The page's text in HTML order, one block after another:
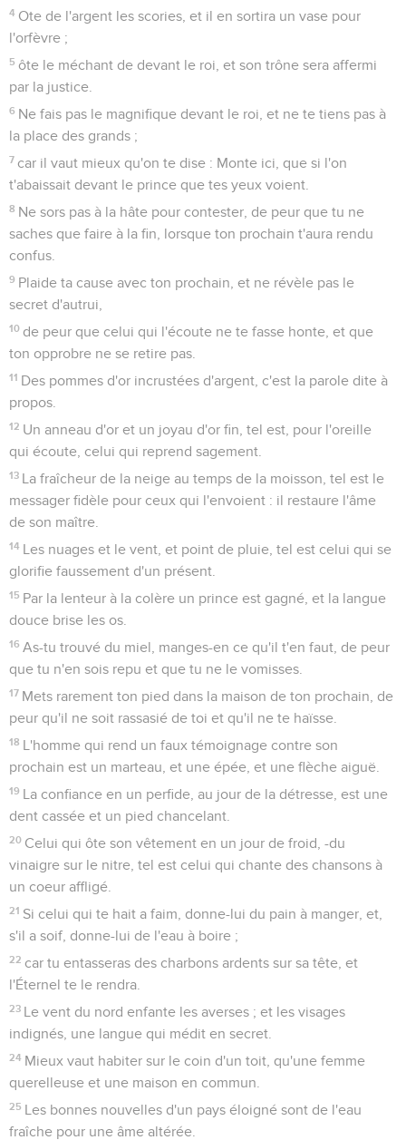
4 Ote de l'argent les scories, et il en sortira un vase pour
l'orfèvre ;
5 ôte le méchant de devant le roi, et son trône sera affermi
par la justice.
6 Ne fais pas le magnifique devant le roi, et ne te tiens pas à
la place des grands ;
7 car il vaut mieux qu'on te dise : Monte ici, que si l'on
t'abaissait devant le prince que tes yeux voient.
8 Ne sors pas à la hâte pour contester, de peur que tu ne
saches que faire à la fin, lorsque ton prochain t'aura rendu
confus.
9 Plaide ta cause avec ton prochain, et ne révèle pas le
secret d'autrui,
10 de peur que celui qui l'écoute ne te fasse honte, et que
ton opprobre ne se retire pas.
11 Des pommes d'or incrustées d'argent, c'est la parole dite à
propos.
12 Un anneau d'or et un joyau d'or fin, tel est, pour l'oreille
qui écoute, celui qui reprend sagement.
13 La fraîcheur de la neige au temps de la moisson, tel est le
messager fidèle pour ceux qui l'envoient : il restaure l'âme
de son maître.
14 Les nuages et le vent, et point de pluie, tel est celui qui se
glorifie faussement d'un présent.
15 Par la lenteur à la colère un prince est gagné, et la langue
douce brise les os.
16 As-tu trouvé du miel, manges-en ce qu'il t'en faut, de peur
que tu n'en sois repu et que tu ne le vomisses.
17 Mets rarement ton pied dans la maison de ton prochain, de
peur qu'il ne soit rassasié de toi et qu'il ne te haïsse.
18 L'homme qui rend un faux témoignage contre son
prochain est un marteau, et une épée, et une flèche aiguë.
19 La confiance en un perfide, au jour de la détresse, est une
dent cassée et un pied chancelant.
20 Celui qui ôte son vêtement en un jour de froid, -du
vinaigre sur le nitre, tel est celui qui chante des chansons à
un coeur affligé.
21 Si celui qui te hait a faim, donne-lui du pain à manger, et,
s'il a soif, donne-lui de l'eau à boire ;
22 car tu entasseras des charbons ardents sur sa tête, et
l'Éternel te le rendra.
23 Le vent du nord enfante les averses ; et les visages
indignés, une langue qui médit en secret.
24 Mieux vaut habiter sur le coin d'un toit, qu'une femme
querelleuse et une maison en commun.
25 Les bonnes nouvelles d'un pays éloigné sont de l'eau
fraîche pour une âme altérée.